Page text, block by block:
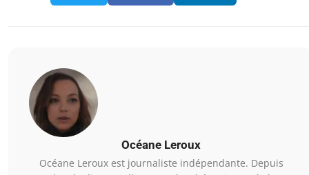
Océane Leroux
Océane Leroux est journaliste indépendante. Depuis